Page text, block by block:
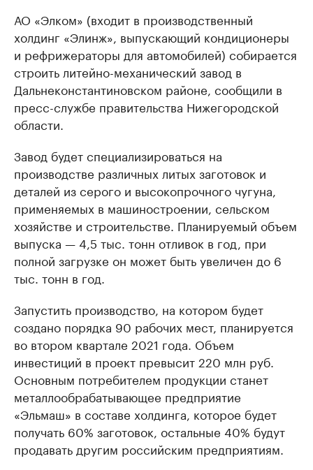
АО «Элком» (входит в производственный
холдинг «Элинж», выпускающий кондиционеры
и рефрижераторы для автомобилей) собирается
строить литейно-механический завод в
Дальнеконстантиновском районе, сообщили в
пресс-службе правительства Нижегородской
области.
Завод будет специализироваться на
производстве различных литых заготовок и
деталей из серого и высокопрочного чугуна,
применяемых в машиностроении, сельском
хозяйстве и строительстве. Планируемый объем
выпуска — 4,5 тыс. тонн отливок в год, при
полной загрузке он может быть увеличен до 6
тыс. тонн в год.
Запустить производство, на котором будет
создано порядка 90 рабочих мест, планируется
во втором квартале 2021 года. Объем
инвестиций в проект превысит 220 млн руб.
Основным потребителем продукции станет
металлообрабатывающее предприятие
«Эльмаш» в составе холдинга, которое будет
получать 60% заготовок, остальные 40% будут
продавать другим российским предприятиям.